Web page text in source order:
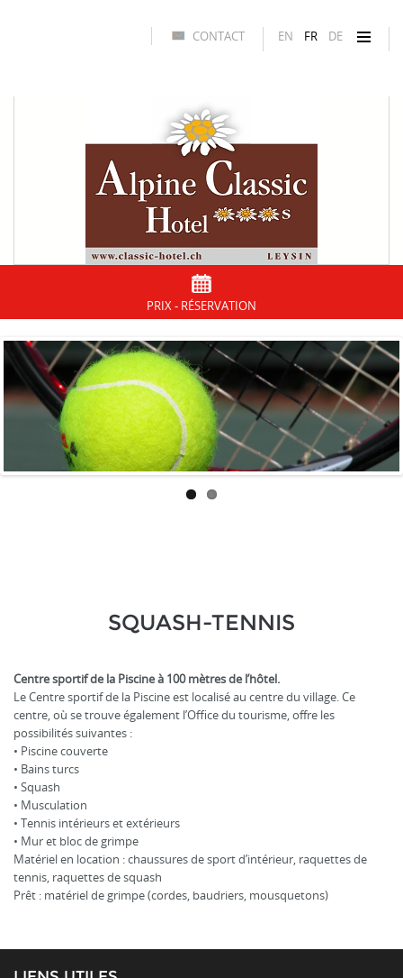
EN FR DE
CONTACT
PRIX - RÉSERVATION
SQUASH-TENNIS
Centre sportif de la Piscine à 100 mètres de l’hôtel.
Le Centre sportif de la Piscine est localisé au centre du village. Ce
centre, où se trouve également l’Office du tourisme, offre les
possibilités suivantes :
• Piscine couverte
• Bains turcs
• Squash
• Musculation
• Tennis intérieurs et extérieurs
• Mur et bloc de grimpe
Matériel en location : chaussures de sport d’intérieur, raquettes de
tennis, raquettes de squash
Prêt : matériel de grimpe (cordes, baudriers, mousquetons)